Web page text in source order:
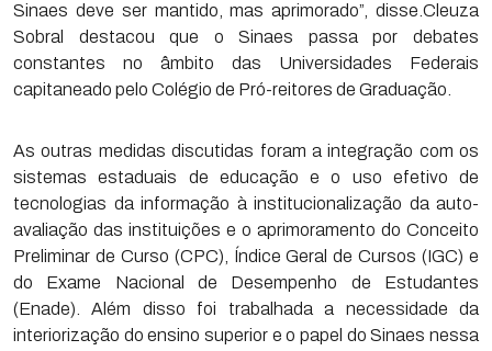
Sinaes deve ser mantido, mas aprimorado”, disse.Cleuza
Sobral destacou que o Sinaes passa por debates
constantes no âmbito das Universidades Federais
capitaneado pelo Colégio de Pró-reitores de Graduação.
As outras medidas discutidas foram a integração com os
sistemas estaduais de educação e o uso efetivo de
tecnologias da informação à institucionalização da auto-
avaliação das instituições e o aprimoramento do Conceito
Preliminar de Curso (CPC), Índice Geral de Cursos (IGC) e
do Exame Nacional de Desempenho de Estudantes
(Enade). Além disso foi trabalhada a necessidade da
interiorização do ensino superior e o papel do Sinaes nessa